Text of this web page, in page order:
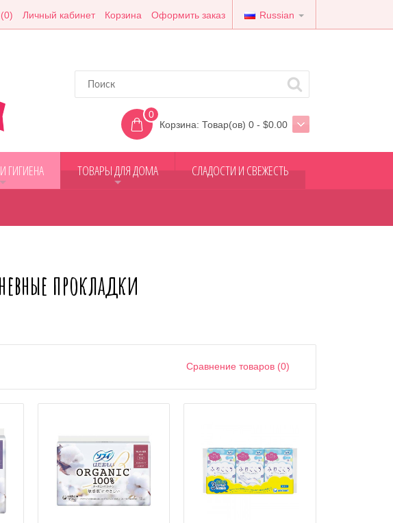
Russian
Личный кабинет Корзина Оформить заказ
0
Корзина: Товар(ов) 0 - $0.00
ГИГИЕНА ТОВАРЫ ДЛЯ ДОМА СЛАДОСТИ И СВЕЖЕСТЬ
прокладки
Сравнение товаров (0)